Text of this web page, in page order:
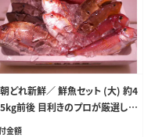
どれ新鮮／ 鮮魚セット (大) 約4
前後 目利きのプロが厳選した
魚をその日の内に発送！【nss40
金額